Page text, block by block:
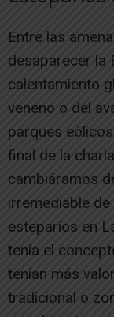
Entre las
desaparecer la
calentamiento
veneno o del
parques
final de la
cambiáramos
irremediable
esteparios en
tenía el
tenían más
tradicional o